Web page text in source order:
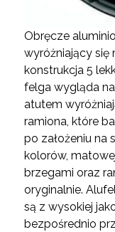
Obręcze
wyróżniający się
konstrukcja 5
felga wygląda
atutem
ramiona, które
po założeniu na
kolorów,
brzegami oraz
oryginalnie.
są z wysokiej
bezpośrednio